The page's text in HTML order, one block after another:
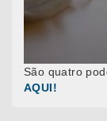
São quatro
AQUI!